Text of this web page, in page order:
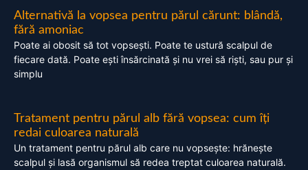
Alternativă la vopsea pentru părul cărunt: blândă,
fără amoniac
Poate ai obosit să tot vopsești. Poate te ustură scalpul de
fiecare dată. Poate ești însărcinată și nu vrei să riști, sau pur și
simplu
Tratament pentru părul alb fără vopsea: cum îți
redai culoarea naturală
Un tratament pentru părul alb care nu vopsește: hrănește
scalpul și lasă organismul să redea treptat culoarea naturală.